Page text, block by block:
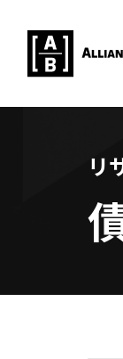
リ